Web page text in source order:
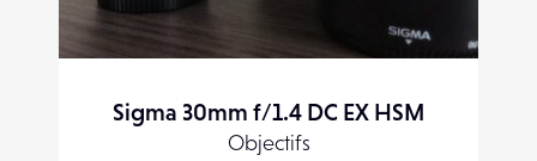
Sigma 30mm f/1.4 DC EX HSM
Objectifs